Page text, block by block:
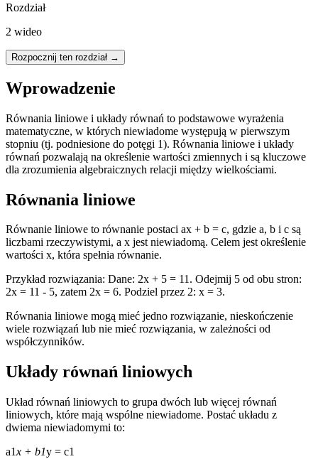
Rozdział
2 wideo
Rozpocznij ten rozdział →
Wprowadzenie
Równania liniowe i układy równań to podstawowe wyrażenia
matematyczne, w których niewiadome występują w pierwszym
stopniu (tj. podniesione do potęgi 1). Równania liniowe i układy
równań pozwalają na określenie wartości zmiennych i są kluczowe
dla zrozumienia algebraicznych relacji między wielkościami.
Równania liniowe
Równanie liniowe to równanie postaci ax + b = c, gdzie a, b i c są
liczbami rzeczywistymi, a x jest niewiadomą. Celem jest określenie
wartości x, która spełnia równanie.
Przykład rozwiązania: Dane: 2x + 5 = 11. Odejmij 5 od obu stron:
2x = 11 - 5, zatem 2x = 6. Podziel przez 2: x = 3.
Równania liniowe mogą mieć jedno rozwiązanie, nieskończenie
wiele rozwiązań lub nie mieć rozwiązania, w zależności od
współczynników.
Układy równań liniowych
Układ równań liniowych to grupa dwóch lub więcej równań
liniowych, które mają wspólne niewiadome. Postać układu z
dwiema niewiadomymi to:
a1x + b1y = c1